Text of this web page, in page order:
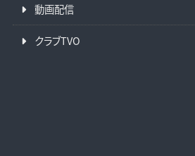
動画配信
クラブTVO